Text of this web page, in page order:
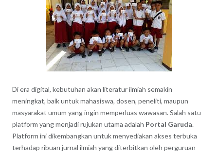
Di era digital, kebutuhan akan literatur ilmiah semakin
meningkat, baik untuk mahasiswa, dosen, peneliti, maupun
masyarakat umum yang ingin memperluas wawasan. Salah satu
platform yang menjadi rujukan utama adalah Portal Garuda.
Platform ini dikembangkan untuk menyediakan akses terbuka
terhadap ribuan jurnal ilmiah yang diterbitkan oleh perguruan